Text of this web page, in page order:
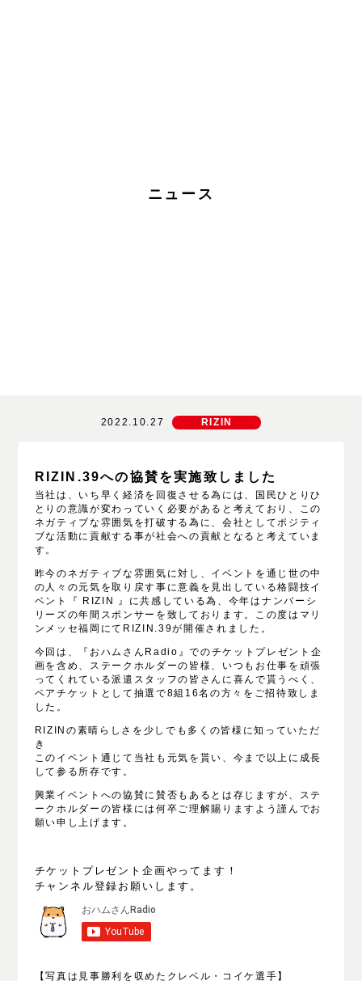
ニュース
2022.10.27 RIZIN
RIZIN.39への協賛を実施致しました
当社は、いち早く経済を回復させる為には、国民ひとりひ
とりの意識が変わっていく必要があると考えており、この
ネガティブな雰囲気を打破する為に、会社としてポジティ
ブな活動に貢献する事が社会への貢献となると考えていま
す。
昨今のネガティブな雰囲気に対し、イベントを通じ世の中
の人々の元気を取り戻す事に意義を見出している格闘技イ
ベント『
RIZIN 』に共感している為、今年はナンバーシ
リーズの年間スポンサーを致しております。この度はマリ
ンメッセ福岡にて RIZIN.39が開催されました。
今回は、『おハムさんRadio』でのチケットプレゼント企
画を含め、ステークホルダーの皆様、いつもお仕事を頑張
ってくれている派遣スタッフの皆さんに喜んで貰うべく、
ペアチケットとして抽選で8組16名の方々をご招待致しま
した。
RIZIN の素晴らしさを少しでも多くの皆様に知っていただ
き
このイベント通じて当社も元気を貰い、今まで以上に成長
して参る所存です。
興業イベントへの協賛に賛否もあるとは存じますが、ステ
ークホルダーの皆様には何卒ご理解賜りますよう謹んでお
願い申し上げます。
チケットプレゼント企画やってます！
チャンネル登録お願いします。
【写真は見事勝利を収めたクレベル・コイケ選手】